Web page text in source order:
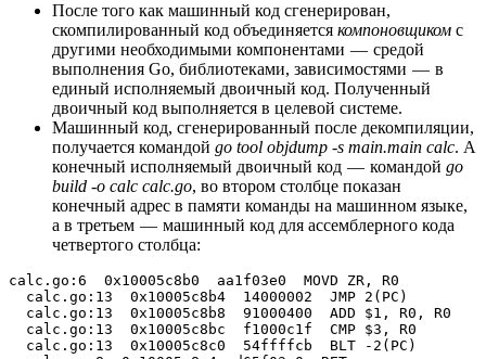
После того как машинный код сгенерирован,
скомпилированный код объединяется компоновщиком с
другими необходимыми компонентами — средой
выполнения Go, библиотеками, зависимостями — в
единый исполняемый двоичный код. Полученный
двоичный код выполняется в целевой системе.
Машинный код, сгенерированный после декомпиляции,
получается командой go tool objdump -s main.main calc. А
конечный исполняемый двоичный код — командой go
build -o calc calc.go, во втором столбце показан
конечный адрес в памяти команды на машинном языке,
а в третьем — машинный код для ассемблерного кода
четвертого столбца:
calc.go:6  0x10005c8b0  aa1f03e0  MOVD ZR, R0
  calc.go:13  0x10005c8b4  14000002  JMP 2(PC)
  calc.go:13  0x10005c8b8  91000400  ADD $1, R0, R0
  calc.go:13  0x10005c8bc  f1000c1f  CMP $3, R0
  calc.go:13  0x10005c8c0  54ffffcb  BLT -2(PC)